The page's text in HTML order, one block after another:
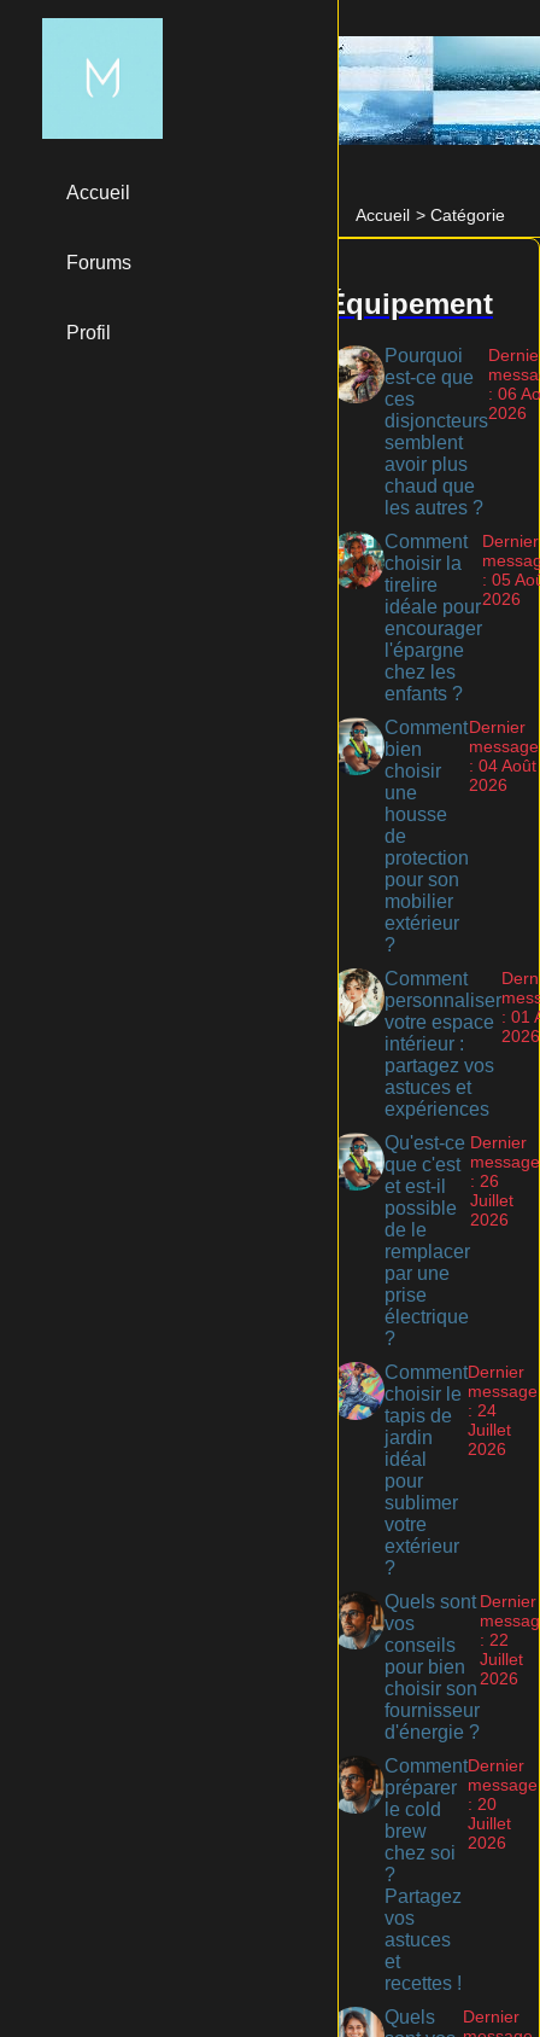
Accueil > Catégorie
Accueil
Forums
Profil
Équipement
Pourquoi
est-ce que
ces
disjoncteurs
semblent
avoir plus
chaud que
les autres ?
: 06
2026
Comment
choisir la
tirelire
idéale pour
encourager
l'épargne
chez les
enfants ?
Dernier
: 05
2026
Comment
bien
choisir
une
housse
de
protection
pour son
mobilier
extérieur
?
Dernier
message
: 04 Août
2026
Comment
personnaliser
votre espace
intérieur :
partagez vos
astuces et
expériences
: 01
2026
Qu'est-ce
que c'est
et est-il
possible
de le
remplacer
par une
prise
électrique
?
Dernier
message
: 26
Juillet
2026
Comment
choisir le
tapis de
jardin
idéal
pour
sublimer
votre
extérieur
?
Dernier
message
: 24
Juillet
2026
Quels sont
vos
conseils
pour bien
choisir son
fournisseur
d'énergie ?
Dernier
: 22
Juillet
2026
Comment
préparer
le cold
brew
chez soi
?
Partagez
vos
astuces
et
recettes !
Dernier
message
: 20
Juillet
2026
Quels
Dernier